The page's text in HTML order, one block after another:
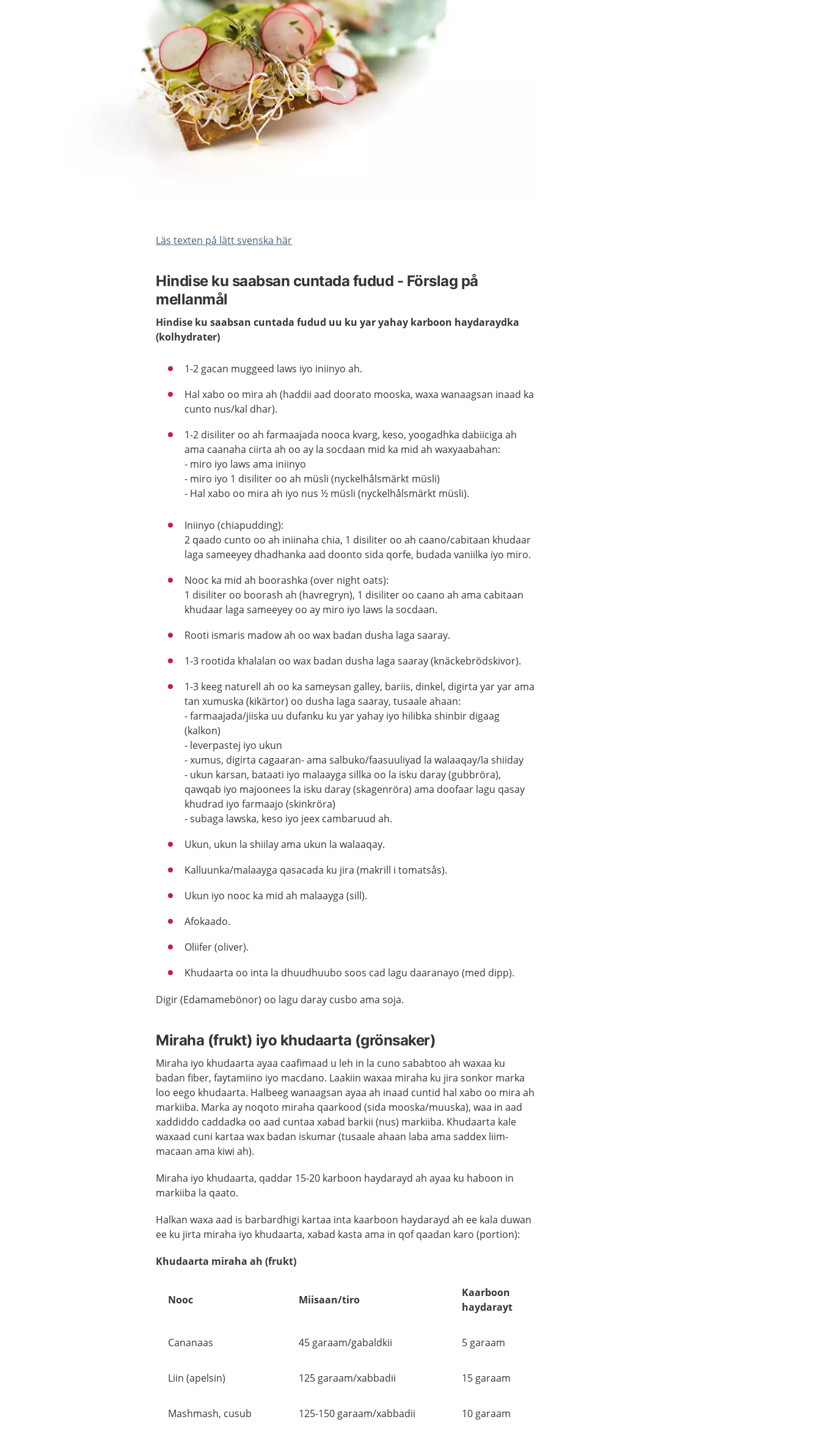
Läs texten på lätt svenska här
Hindise ku saabsan cuntada fudud - Förslag på
mellanmål
Hindise ku saabsan cuntada fudud uu ku yar yahay karboon haydaraydka
(kolhydrater)
1-2 gacan muggeed laws iyo iniinyo ah.
Hal xabo oo mira ah (haddii aad doorato mooska, waxa wanaagsan inaad ka
cunto nus/kal dhar).
1-2 disiliter oo ah farmaajada nooca kvarg, keso, yoogadhka dabiiciga ah
ama caanaha ciirta ah oo ay la socdaan mid ka mid ah waxyaabahan:
- miro iyo laws ama iniinyo
- miro iyo 1 disiliter oo ah müsli (nyckelhålsmärkt müsli)
- Hal xabo oo mira ah iyo nus ½ müsli (nyckelhålsmärkt müsli).
Iniinyo (chiapudding):
2 qaado cunto oo ah iniinaha chia, 1 disiliter oo ah caano/cabitaan khudaar
laga sameeyey dhadhanka aad doonto sida qorfe, budada vaniilka iyo miro.
Nooc ka mid ah boorashka (over night oats):
1 disiliter oo boorash ah (havregryn), 1 disiliter oo caano ah ama cabitaan
khudaar laga sameeyey oo ay miro iyo laws la socdaan.
Rooti ismaris madow ah oo wax badan dusha laga saaray.
1-3 rootida khalalan oo wax badan dusha laga saaray (knäckebrödskivor).
1-3 keeg naturell ah oo ka sameysan galley, bariis, dinkel, digirta yar yar ama
tan xumuska (kikärtor) oo dusha laga saaray, tusaale ahaan:
- farmaajada/jiiska uu dufanku ku yar yahay iyo hilibka shinbir digaag
(kalkon)
- leverpastej iyo ukun
- xumus, digirta cagaaran- ama salbuko/faasuuliyad la walaaqay/la shiiday
- ukun karsan, bataati iyo malaayga sillka oo la isku daray (gubbröra),
qawqab iyo majoonees la isku daray (skagenröra) ama doofaar lagu qasay
khudrad iyo farmaajo (skinkröra)
- subaga lawska, keso iyo jeex cambaruud ah.
Ukun, ukun la shiilay ama ukun la walaaqay.
Kalluunka/malaayga qasacada ku jira (makrill i tomatsås).
Ukun iyo nooc ka mid ah malaayga (sill).
Afokaado.
Oliifer (oliver).
Khudaarta oo inta la dhuudhuubo soos cad lagu daaranayo (med dipp).
Digir (Edamamebönor) oo lagu daray cusbo ama soja.
Miraha (frukt) iyo khudaarta (grönsaker)
Miraha iyo khudaarta ayaa caafimaad u leh in la cuno sababtoo ah waxaa ku
badan fiber, faytamiino iyo macdano. Laakiin waxaa miraha ku jira sonkor marka
loo eego khudaarta. Halbeeg wanaagsan ayaa ah inaad cuntid hal xabo oo mira ah
markiiba. Marka ay noqoto miraha qaarkood (sida mooska/muuska), waa in aad
xaddiddo caddadka oo aad cuntaa xabad barkii (nus) markiiba. Khudaarta kale
waxaad cuni kartaa wax badan iskumar (tusaale ahaan laba ama saddex liim-
macaan ama kiwi ah).
Miraha iyo khudaarta, qaddar 15-20 karboon haydarayd ah ayaa ku haboon in
markiiba la qaato.
Halkan waxa aad is barbardhigi kartaa inta kaarboon haydarayd ah ee kala duwan
ee ku jirta miraha iyo khudaarta, xabad kasta ama in qof qaadan karo (portion):
Khudaarta miraha ah (frukt)
Nooc Miisaan/tiro
Kaarboon
haydarayt
Cananaas 45 garaam/gabaldkii 5 garaam
Liin (apelsin) 125 garaam/xabbadii 15 garaam
Mashmash, cusub 125-150 garaam/xabbadii 10 garaam